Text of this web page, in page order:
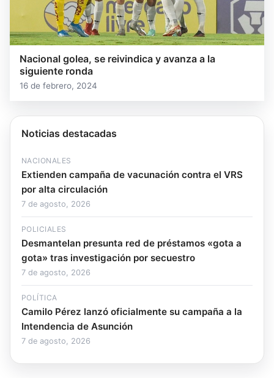
Nacional golea, se reivindica y avanza a la
siguiente ronda
16 de febrero, 2024
Noticias destacadas
NACIONALES
Extienden campaña de vacunación contra el VRS
por alta circulación
7 de agosto, 2026
POLICIALES
Desmantelan presunta red de préstamos «gota a
gota» tras investigación por secuestro
7 de agosto, 2026
POLÍTICA
Camilo Pérez lanzó oficialmente su campaña a la
Intendencia de Asunción
7 de agosto, 2026